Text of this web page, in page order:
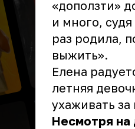
«доползти»
и много,
раз родила,
выжить».
Елена
летняя
ухаживать
Несмотря на